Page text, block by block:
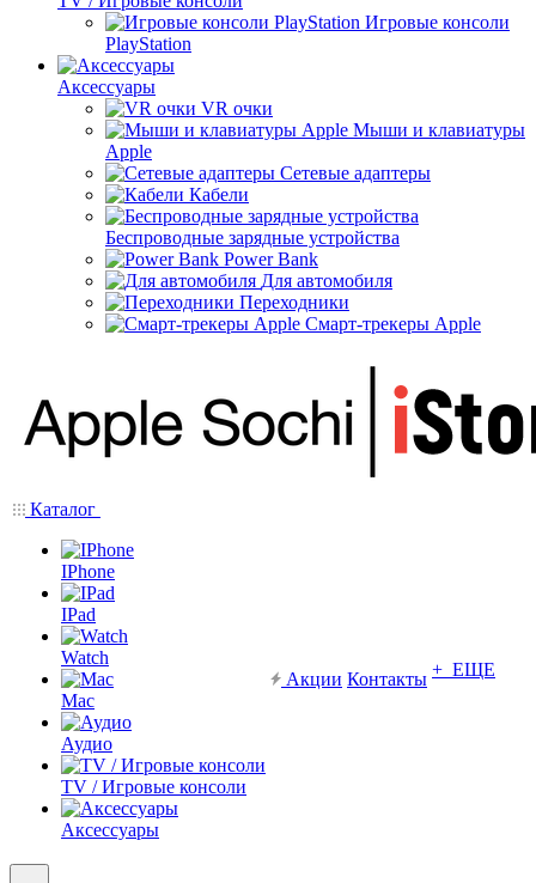
Игровые консоли
PlayStation
Аксессуары
VR очки
Мыши и клавиатуры
Apple
Сетевые адаптеры
Кабели
Беспроводные зарядные устройства
Power Bank
Для автомобиля
Переходники
Смарт-трекеры Apple
Каталог
IPhone
IPad
Watch
Mac
Аудио
TV / Игровые консоли
Аксессуары
Акции Контакты + ЕЩЕ